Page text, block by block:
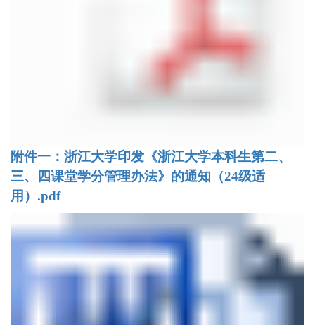
附件一：浙江大学印发《浙江大学本科生第二、
三、四课堂学分管理办法》的通知（24级适
用）.pdf